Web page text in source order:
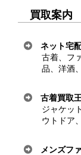
買取案内
ネット宅
古着、フ
品、洋酒
古着買取
ジャケッ
ウトドア
メンズフ